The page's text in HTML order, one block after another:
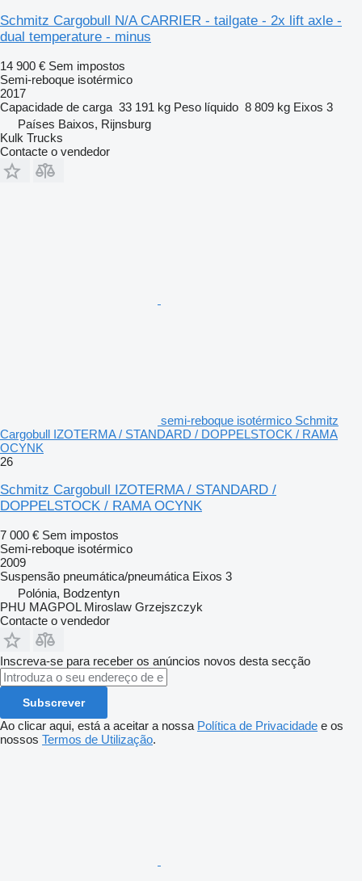
Schmitz Cargobull N/A CARRIER - tailgate - 2x lift axle -
dual temperature - minus
14 900 € Sem impostos
Semi-reboque isotérmico
2017
Capacidade de carga 33 191 kg Peso líquido 8 809 kg Eixos 3
Países Baixos, Rijnsburg
Kulk Trucks
Contacte o vendedor
semi-reboque isotérmico Schmitz
Cargobull IZOTERMA / STANDARD / DOPPELSTOCK / RAMA
OCYNK
26
Schmitz Cargobull IZOTERMA / STANDARD /
DOPPELSTOCK / RAMA OCYNK
7 000 € Sem impostos
Semi-reboque isotérmico
2009
Suspensão pneumática/pneumática Eixos 3
Polónia, Bodzentyn
PHU MAGPOL Miroslaw Grzejszczyk
Contacte o vendedor
Inscreva-se para receber os anúncios novos desta secção
Subscrever
Ao clicar aqui, está a aceitar a nossa Política de Privacidade e os
nossos Termos de Utilização.